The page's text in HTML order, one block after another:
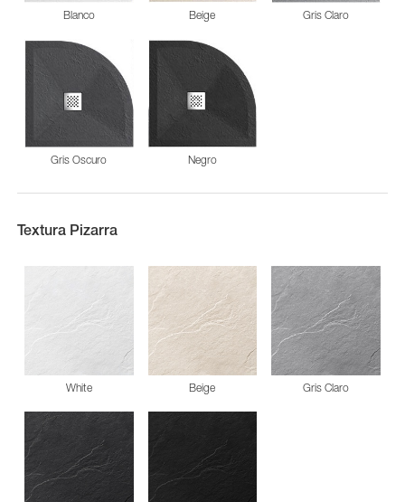
Blanco Beige Gris Claro
Gris Oscuro Negro
Textura Pizarra
White Beige Gris Claro